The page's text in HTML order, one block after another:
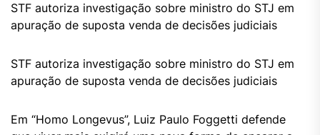
STF autoriza investigação sobre ministro do STJ em
apuração de suposta venda de decisões judiciais
STF autoriza investigação sobre ministro do STJ em
apuração de suposta venda de decisões judiciais
Em “Homo Longevus”, Luiz Paulo Foggetti defende